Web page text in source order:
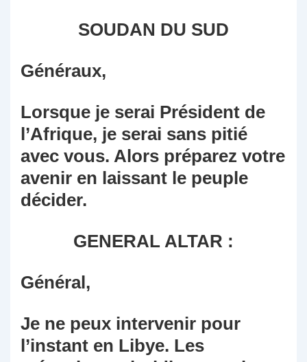
SOUDAN DU SUD
Généraux,
Lorsque je serai Président de
l’Afrique, je serai sans pitié
avec vous. Alors préparez votre
avenir en laissant le peuple
décider.
GENERAL ALTAR :
Général,
Je ne peux intervenir pour
l’instant en Libye. Les